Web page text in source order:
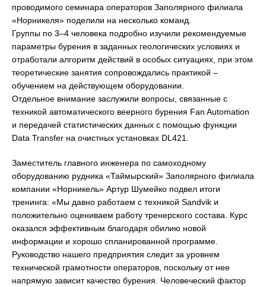
проводимого семинара операторов Заполярного филиала
«Норникеля» поделили на несколько команд.
Группы по 3–4 человека подробно изучили рекомендуемые
параметры бурения в заданных геологических условиях и
отработали алгоритм действий в особых ситуациях, при этом
теоретические занятия сопровождались практикой –
обучением на действующем оборудовании.
Отдельное внимание заслужили вопросы, связанные с
техникой автоматического веерного бурения Fan Automation
и передачей статистических данных с помощью функции
Data Transfer на очистных установках DL421.
Заместитель главного инженера по самоходному
оборудованию рудника «Таймырский» Заполярного филиала
компании «Норникель» Артур Шумейко подвел итоги
тренинга: «Мы давно работаем с техникой Sandvik и
положительно оцениваем работу тренерского состава. Курс
оказался эффективным благодаря обилию новой
информации и хорошо спланированной программе.
Руководство нашего предприятия следит за уровнем
технической грамотности операторов, поскольку от нее
напрямую зависит качество бурения. Человеческий фактор